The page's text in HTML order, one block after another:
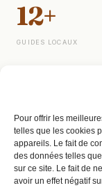
Pour offrir les
telles que les cookies
appareils. Le fait de
des données telles
sur ce site. Le fait de
avoir un effet négatif
12+
GUIDES LOCAUX
LinkedIn
X / Twitter